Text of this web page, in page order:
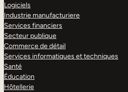
Logiciels
Industrie manufacturiere
Services financiers
Secteur publique
Commerce de détail
Services informatiques et techniques
Santé
Éducation
Hôtellerie